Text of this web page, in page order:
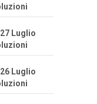
Luglio
Luglio